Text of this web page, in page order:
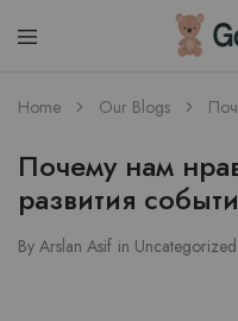
Children
Toys
Home Our Blogs
Почему нам
развития
By Arslan Asif in Uncategorized